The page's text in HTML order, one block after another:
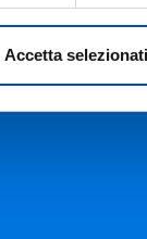
Accetta selezionati